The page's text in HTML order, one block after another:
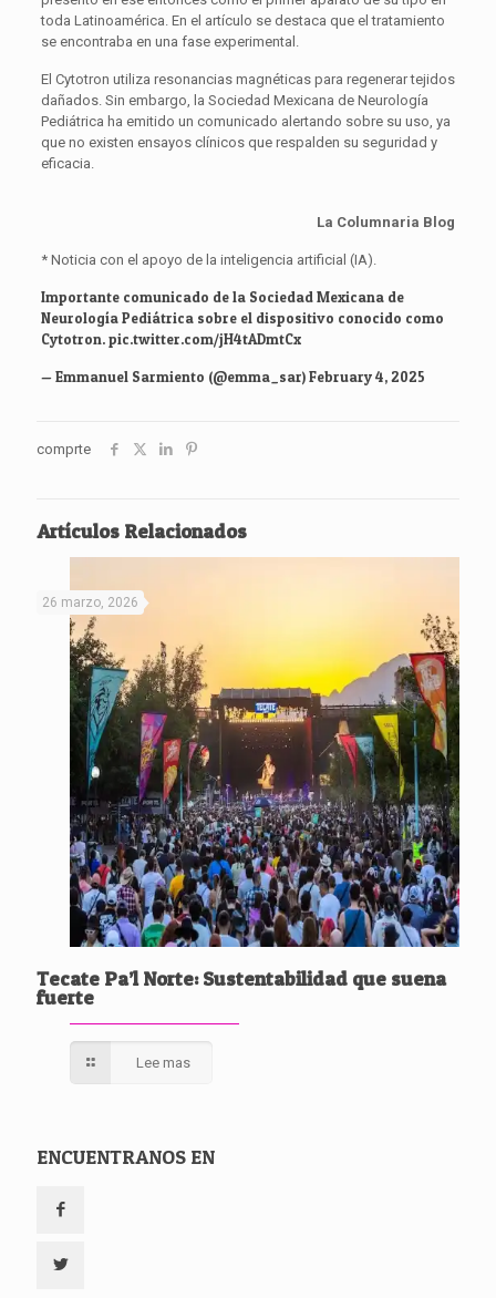
toda Latinoamérica. En el artículo se destaca que el tratamiento
se encontraba en una fase experimental.
El Cytotron utiliza resonancias magnéticas para regenerar tejidos
dañados. Sin embargo, la Sociedad Mexicana de Neurología
Pediátrica ha emitido un comunicado alertando sobre su uso, ya
que no existen ensayos clínicos que respalden su seguridad y
eficacia.
La Columnaria Blog
* Noticia con el apoyo de la inteligencia artificial (IA).
Importante comunicado de la Sociedad Mexicana de
Neurología Pediátrica sobre el dispositivo conocido como
Cytotron.pic.twitter.com/jH4tADmtCx
— Emmanuel Sarmiento (@emma_sar)February 4, 2025
comprte
Artículos Relacionados
26 marzo, 2026
Tecate Pa’l Norte: Sustentabilidad que suena
fuerte
Lee mas
ENCUENTRANOS EN